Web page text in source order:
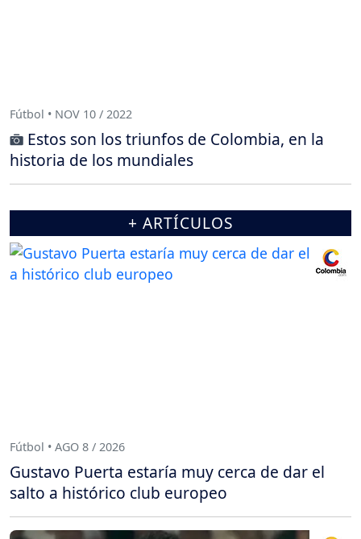
Fútbol • NOV 10 / 2022
Estos son los triunfos de Colombia, en la
historia de los mundiales
+ ARTÍCULOS
Fútbol • AGO 8 / 2026
Gustavo Puerta estaría muy cerca de dar el
salto a histórico club europeo